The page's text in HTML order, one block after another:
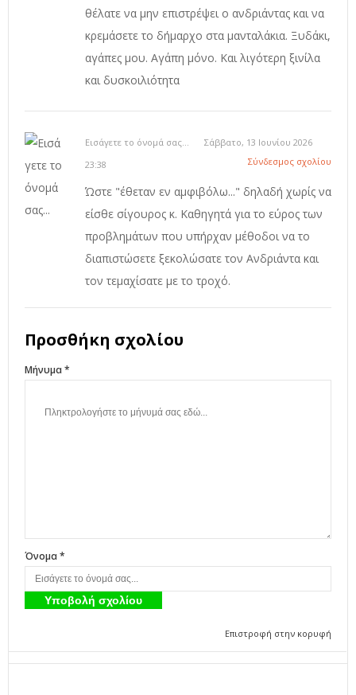
θέλατε να μην επιστρέψει ο ανδριάντας και να
κρεμάσετε το δήμαρχο στα μανταλάκια. Ξυδάκι,
αγάπες μου. Αγάπη μόνο. Και λιγότερη ξινίλα
και δυσκοιλιότητα
Εισάγετε το όνομά σας...
Σάββατο, 13 Ιουνίου 2026
23:38
Σύνδεσμος σχολίου
Ώστε "έθεταν εν αμφιβόλω..." δηλαδή χωρίς να
είσθε σίγουρος κ. Καθηγητά για το εύρος των
προβλημάτων που υπήρχαν μέθοδοι να το
διαπιστώσετε ξεκολώσατε τον Ανδριάντα και
τον τεμαχίσατε με το τροχό.
Προσθήκη σχολίου
Μήνυμα *
Όνομα *
Επιστροφή στην κορυφή